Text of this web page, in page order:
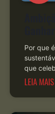
Por que
que
LEIA